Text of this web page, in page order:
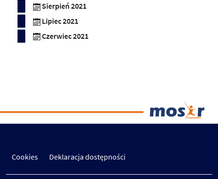
Sierpień 2021
Lipiec 2021
Czerwiec 2021
Cookies Deklaracja dostępności